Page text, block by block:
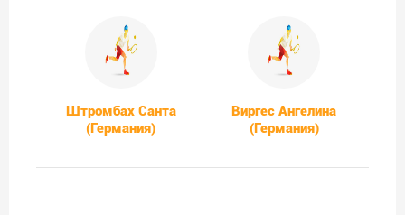
Штромбах Санта
(Германия)
Виргес Ангелина
(Германия)